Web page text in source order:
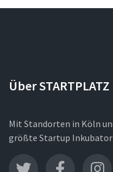
Über STARTPLATZ
Mit Standorten in Köln
größte Startup Inkubator